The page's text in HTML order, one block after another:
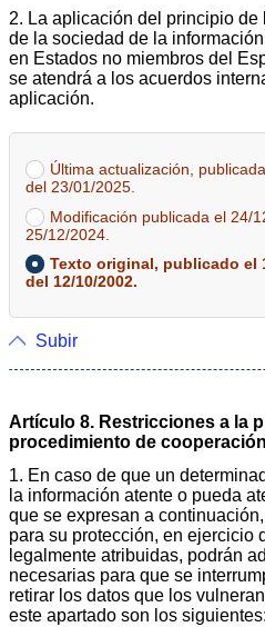
2. La aplicación del principio
de la sociedad de la
en Estados no miembros del
se atendrá a los acuerdos
aplicación.
Última actualización,
del 23/01/2025.
Modificación publicada el 24/
25/12/2024.
Texto original, publicado el
del 12/10/2002.
Subir
Artículo 8. Restricciones a la
procedimiento de
1. En caso de que un
la información atente o pueda
que se expresan a
para su protección, en ejercicio
legalmente atribuidas, podrán
necesarias para que se
retirar los datos que los
este apartado son los siguientes: